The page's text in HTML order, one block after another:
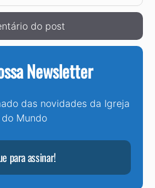
Newsletter
das novidades da Igreja
do Mundo
para assinar!